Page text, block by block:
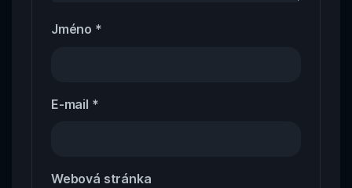
Jméno *
E-mail *
Webová stránka